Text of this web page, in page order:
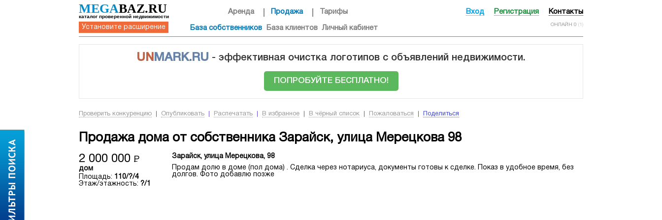
MEGABAZ.RU
каталог проверенной недвижимости
Установите расширение
Аренда Продажа Тарифы
База собственников База клиентов Личный кабинет
Контакты
Регистрация
Вход
ОНЛАЙН 0 (1)
UN MARK.RU - эффективная очистка логотипов с объявлений недвижимости.
ПОПРОБУЙТЕ БЕСПЛАТНО!
Проверить конкуренцию Опубликовать Распечатать В избранное В чёрный список Пожаловаться Поделиться
Продажа дома от собственника Зарайск, улица Мерецкова 98
2 000 000 Р
дом
Площадь: 110/?/4
Этаж/этажность: ?/1
Зарайск, улица Мерецкова, 98
Продам долю в доме (пол дома) . Сделка через нотариуса, документы готовы к сделке. Показ в удобное время, без
долгов. Фото добавлю позже